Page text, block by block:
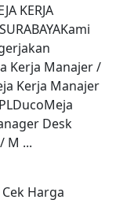
KERJA
Kerja Manajer /
Kerja Manajer
Desk
M ...
Cek Harga